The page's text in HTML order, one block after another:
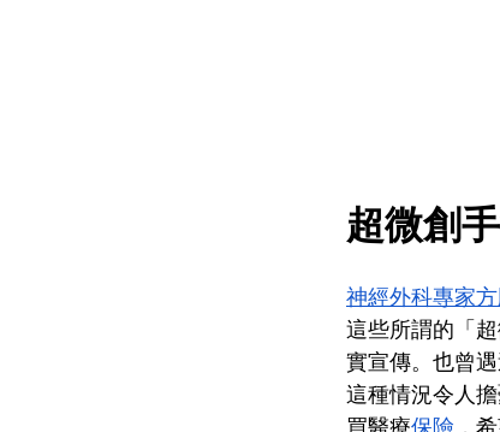
超微創
神經外科專家
這些所謂的「
實宣傳。也曾
這種情況令人